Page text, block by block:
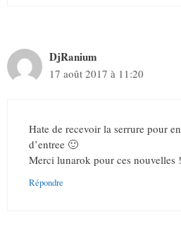
DjRanium
17 août 2017 à 11:20
Hate de recevoir la serrure pour
d’entree 🙂
Merci lunarok pour ces nouvelles
Répondre